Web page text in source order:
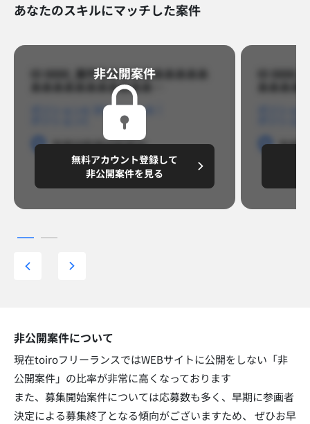
あなたのスキルにマッチした案件
ID 8888_案件名あああああああああ
あああああああああああ…​
ポジションB
勤務地勤務地勤務地
～8,888,8888円/月
非公開案件​
無料アカウント登録して
非公開案件を見る
ID
勤務地
非公開案件について
現在toiroフリーランスではWEBサイトに公開をしない「非
公開案件」の比率が非常に高くなっております​
また、募集開始案件については応募数も多く、早期に参画者
決定による募集終了となる傾向がございますため、 ぜひお早